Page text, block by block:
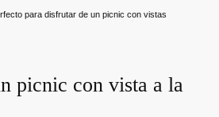
para disfrutar de un picnic con vistas
picnic con vista a la